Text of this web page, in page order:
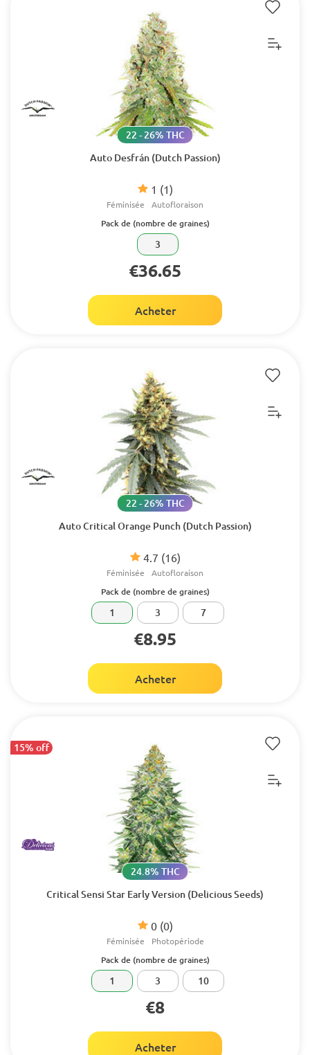
Auto Desfrán (Dutch Passion)
1 (1)
22 - 26% THC
Féminisée Autofloraison
Pack de (nombre de graines)
3
€36.65
Acheter
Auto Critical Orange Punch (Dutch Passion)
4.7 (16)
22 - 26% THC
Féminisée Autofloraison
Pack de (nombre de graines)
1 3 7
€8.95
Acheter
15% off
Critical Sensi Star Early Version (Delicious Seeds)
0 (0)
24.8% THC
Féminisée Photopériode
Pack de (nombre de graines)
1 3 10
€8
Acheter